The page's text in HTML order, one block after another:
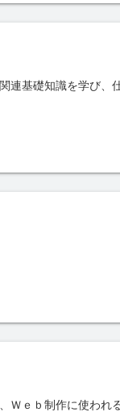
連基礎知識を学び、
Ｗｅｂ制作に使われ